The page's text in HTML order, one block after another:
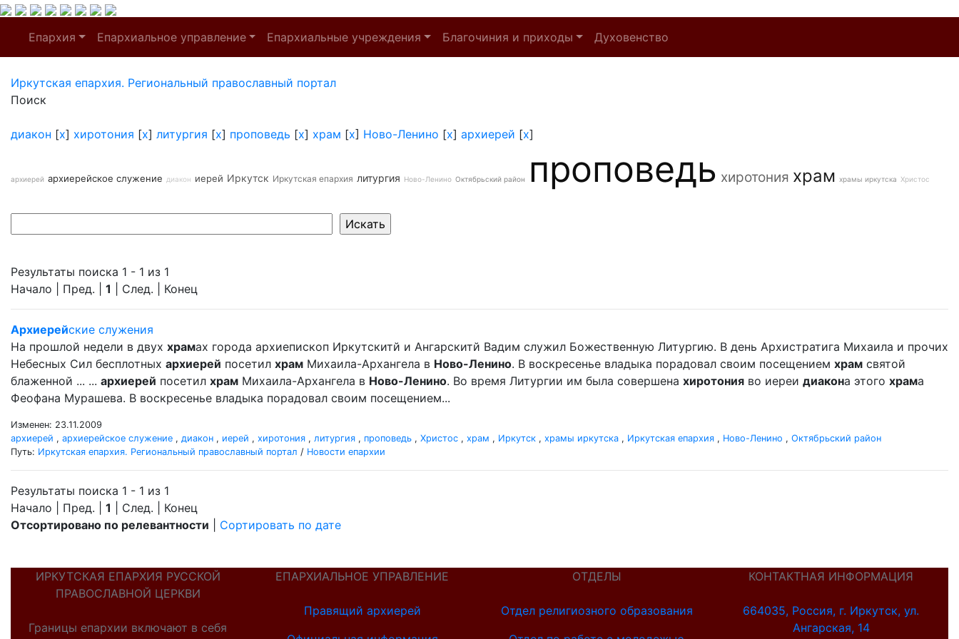
Епархия Епархиальное управление Епархиальные учреждения Благочиния и приходы Духовенство
Иркутская епархия. Региональный православный портал
Поиск
диакон [x] хиротония [x] литургия [x] проповедь [x] храм [x] Ново-Ленино [x] архиерей [x]
архиерей архиерейское служение диакон иерей Иркутск Иркутская епархия литургия Ново-Ленино Октябрьский район проповедь хиротония храм храмы иркутска Христос
Результаты поиска 1 - 1 из 1
Начало | Пред. | 1 | След. | Конец
Архиерейские служения
На прошлой недели в двух храмах города архиепископ Иркутскитй и Ангарскитй Вадим служил Божественную Литургию. В день Архистратига Михаила и прочих
Небесных Сил бесплотных архиерей посетил храм Михаила-Архангела в Ново-Ленино. В воскресенье владыка порадовал своим посещением храм святой
блаженной ... ... архиерей посетил храм Михаила-Архангела в Ново-Ленино. Во время Литургии им была совершена хиротония во иереи диакона этого храма
Феофана Мурашева. В воскресенье владыка порадовал своим посещением...
Изменен: 23.11.2009
архиерей , архиерейское служение , диакон , иерей , хиротония , литургия , проповедь , Христос , храм , Иркутск , храмы иркутска , Иркутская епархия , Ново-Ленино , Октябрьский район
Путь: Иркутская епархия. Региональный православный портал / Новости епархии
Результаты поиска 1 - 1 из 1
Начало | Пред. | 1 | След. | Конец
Отсортировано по релевантности
Сортировать по дате
ИРКУТСКАЯ ЕПАРХИЯ РУССКОЙ
ПРАВОСЛАВНОЙ ЦЕРКВИ
Границы епархии включают в себя
ЕПАРХИАЛЬНОЕ УПРАВЛЕНИЕ
Правящий архиерей
ОТДЕЛЫ
Отдел религиозного образования
КОНТАКТНАЯ ИНФОРМАЦИЯ
664035, Россия, г. Иркутск, ул.
Ангарская, 14